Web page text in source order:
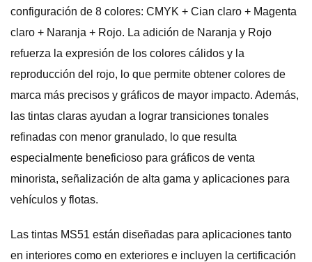
configuración de 8 colores: CMYK + Cian claro + Magenta
claro + Naranja + Rojo. La adición de Naranja y Rojo
refuerza la expresión de los colores cálidos y la
reproducción del rojo, lo que permite obtener colores de
marca más precisos y gráficos de mayor impacto. Además,
las tintas claras ayudan a lograr transiciones tonales
refinadas con menor granulado, lo que resulta
especialmente beneficioso para gráficos de venta
minorista, señalización de alta gama y aplicaciones para
vehículos y flotas.
Las tintas MS51 están diseñadas para aplicaciones tanto
en interiores como en exteriores e incluyen la certificación